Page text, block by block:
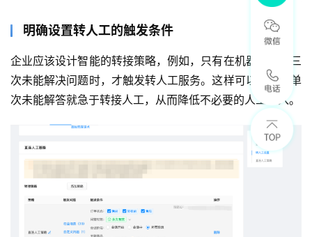
明确设置转人工的触发条件
企业应该设计智能的转接策略，例如，只有在机器人连续三
次未能解决问题时，才触发转人工服务。这样可以避免因单
次未能解答就急于转接人工，从而降低不必要的人工介入。